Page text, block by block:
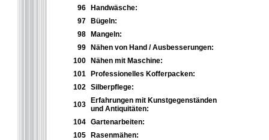
96
Handwäsche:
97
Bügeln:
98
Mangeln:
99
Nähen von Hand / Ausbesserungen:
100
Nähen mit Maschine:
101
Professionelles Kofferpacken:
102 Silberpflege:
103
Erfahrungen mit Kunstgegenständen
und Antiquitäten:
104 Gartenarbeiten:
105
Rasenmähen: